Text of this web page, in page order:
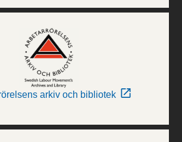
arkiv och bibliotek